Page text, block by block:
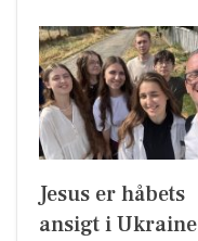
Jesus er håbets
ansigt i Ukraine